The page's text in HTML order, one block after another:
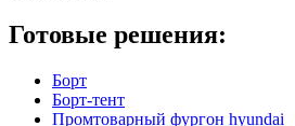
Готовые решения:
Борт
Борт-тент
Промтоварный фургон hyundai